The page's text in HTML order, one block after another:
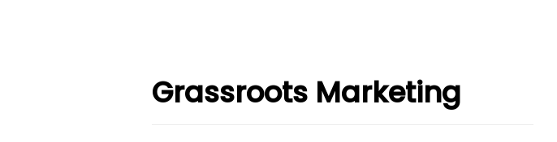
Grassroots Marketing